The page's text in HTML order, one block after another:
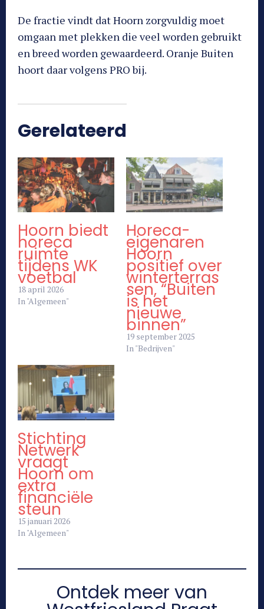
De fractie vindt dat Hoorn zorgvuldig moet
omgaan met plekken die veel worden gebruikt
en breed worden gewaardeerd. Oranje Buiten
hoort daar volgens PRO bij.
Gerelateerd
Hoorn biedt
horeca
ruimte
tijdens WK
voetbal
18 april 2026
In "Algemeen"
Horeca-
eigenaren
Hoorn
positief over
winterterras
sen, “Buiten
is het
nieuwe
binnen”
19 september 2025
In "Bedrijven"
Stichting
Netwerk
vraagt
Hoorn om
extra
financiële
steun
15 januari 2026
In "Algemeen"
Ontdek meer van